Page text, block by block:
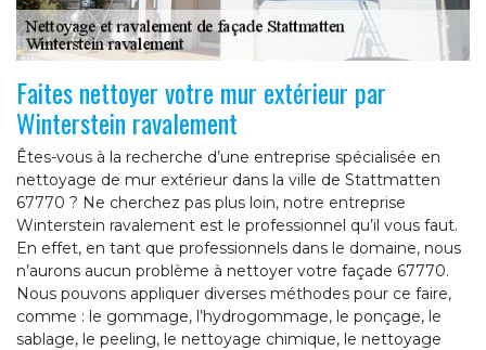
Faites nettoyer votre mur extérieur par
Winterstein ravalement
Êtes-vous à la recherche d’une entreprise spécialisée en
nettoyage de mur extérieur dans la ville de Stattmatten
67770 ? Ne cherchez pas plus loin, notre entreprise
Winterstein ravalement est le professionnel qu’il vous faut.
En effet, en tant que professionnels dans le domaine, nous
n’aurons aucun problème à nettoyer votre façade 67770.
Nous pouvons appliquer diverses méthodes pour ce faire,
comme : le gommage, l’hydrogommage, le ponçage, le
sablage, le peeling, le nettoyage chimique, le nettoyage